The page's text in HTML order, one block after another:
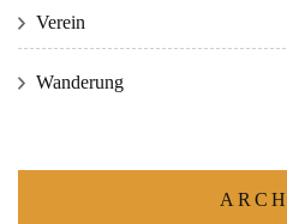
Verein
Wanderung